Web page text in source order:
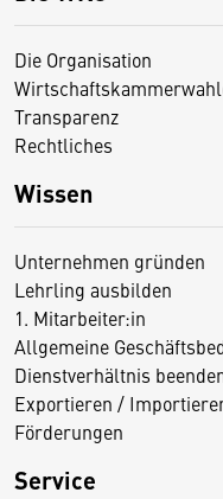
Die Organisation
Transparenz
Rechtliches
Wissen
Unternehmen gründen
Lehrling ausbilden
1. Mitarbeiter:in
Allgemeine
Dienstverhältnis
Exportieren /
Förderungen
Service